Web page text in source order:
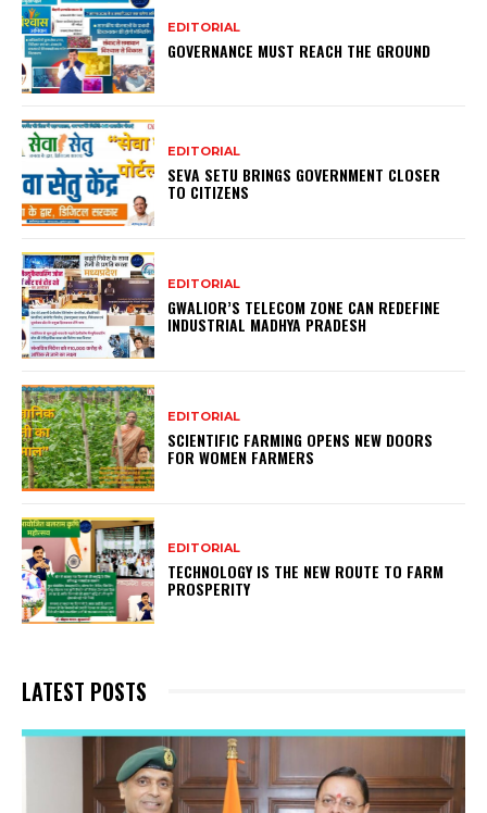
EDITORIAL
GOVERNANCE MUST REACH THE GROUND
EDITORIAL
SEVA SETU BRINGS GOVERNMENT CLOSER
TO CITIZENS
EDITORIAL
GWALIOR’S TELECOM ZONE CAN REDEFINE
INDUSTRIAL MADHYA PRADESH
EDITORIAL
SCIENTIFIC FARMING OPENS NEW DOORS
FOR WOMEN FARMERS
EDITORIAL
TECHNOLOGY IS THE NEW ROUTE TO FARM
PROSPERITY
LATEST POSTS